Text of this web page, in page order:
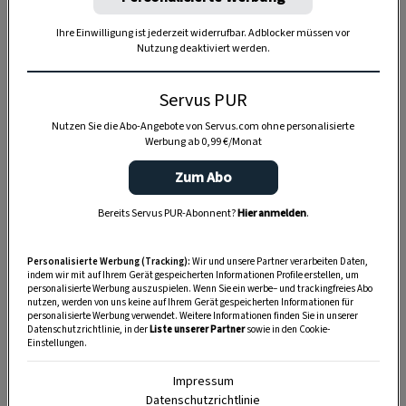
Anzeige
Ihre Einwilligung ist jederzeit widerrufbar. Adblocker müssen vor
Nutzung deaktiviert werden.
Servus PUR
Nutzen Sie die Abo-Angebote von Servus.com ohne personalisierte
Werbung ab 0,99 €/Monat
Zum Abo
Bereits Servus PUR-Abonnent?Hier anmelden.
Personalisierte Werbung (Tracking): Wir und unsere Partner verarbeiten Daten,
indem wir mit auf Ihrem Gerät gespeicherten Informationen Profile erstellen, um
personalisierte Werbung auszuspielen. Wenn Sie ein werbe– und trackingfreies Abo
nutzen, werden von uns keine auf Ihrem Gerät gespeicherten Informationen für
personalisierte Werbung verwendet. Weitere Informationen finden Sie in unserer
Datenschutzrichtlinie, in derListe unserer Partnersowie in den Cookie-
Einstellungen.
Impressum
Datenschutzrichtlinie